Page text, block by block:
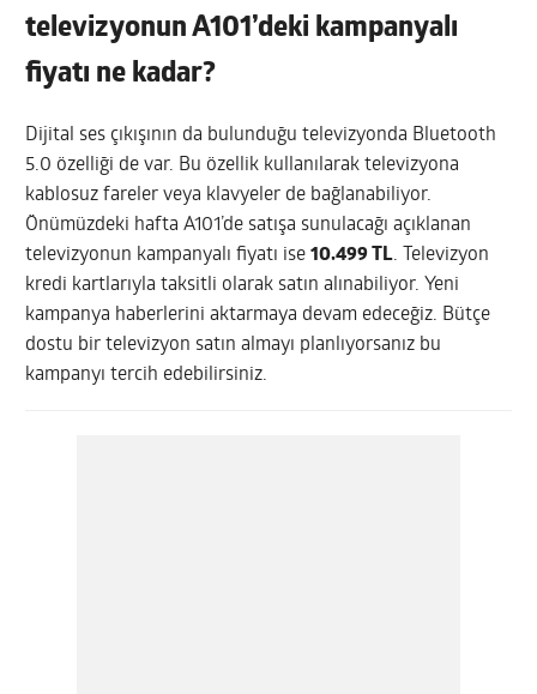
televizyonun A101’deki kampanyalı
fiyatı ne kadar?
Dijital ses çıkışının da bulunduğu televizyonda Bluetooth
5.0 özelliği de var. Bu özellik kullanılarak televizyona
kablosuz fareler veya klavyeler de bağlanabiliyor.
Önümüzdeki hafta A101’de satışa sunulacağı açıklanan
televizyonun kampanyalı fiyatı ise10.499 TL. Televizyon
kredi kartlarıyla taksitli olarak satın alınabiliyor. Yeni
kampanya haberlerini aktarmaya devam edeceğiz. Bütçe
dostu bir televizyon satın almayı planlıyorsanız bu
kampanyı tercih edebilirsiniz.